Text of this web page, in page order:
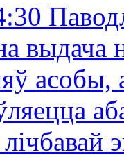
выдача